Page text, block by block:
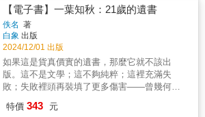
需要後，你才能滿足他的真正需要──對救世主
的渴望。」她告訴我：「我為上帝而工作，這
是最幸福的生活！」──瑪莉安，孫理蓮之女孫
女士最讓人動容的是，她將所有救助工作都視
為「家內之事」。她如慈母般妥貼照顧人，更
如精打細算的媽媽，每一分資源都善用在刀
口、需要的人身上。盼望透過這本書，她的
「慈母之愛」，可以把台灣社會人與人之間的
溫情，都全喚回來！－－何飛鵬，城邦集團首
與不知足。他終於只能提筆對抗，試圖自成一
個體系，剖析安穩路途上的所有乖舛是如何充
斥著荒謬。◎全文27萬字，僅分為三大章節，
打破傳統自傳體的敘事法，章節之交都是一次
思想或境況的重大轉折點。
【電子書】一葉知秋：21歲的遺書
佚名 著
白象 出版
2024/12/01 出版
如果這是貨真價實的遺書，那麼它就不該出
版。這不是文學；這不夠純粹；這裡充滿失
敗；失敗裡頭再裝填了更多傷害——曾幾何
有文字，都是諷刺。再把它們公諸於世，便完
特價 343 元